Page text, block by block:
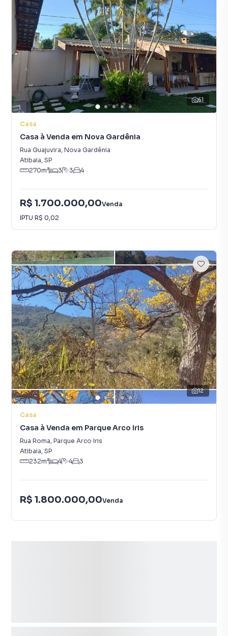
61
Casa
Casa à Venda em Nova Gardênia
Rua Guajuvira, Nova Gardênia
Atibaia, SP
270m² 3 3 4
R$ 1.700.000,00Venda
IPTU R$ 0,02
12
Casa
Casa à Venda em Parque Arco Iris
Rua Roma, Parque Arco Iris
Atibaia, SP
232m² 4 4 3
R$ 1.800.000,00Venda